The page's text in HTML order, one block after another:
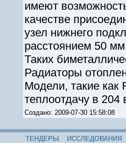
имеют
качестве
узел нижнего
расстоянием 50
Таких
Радиаторы
Модели, такие как
теплоотдачу в 204
Создано: 2009-07-30 15:58:08
ТЕНДЕРЫ ИССЛЕДОВАНИЯ